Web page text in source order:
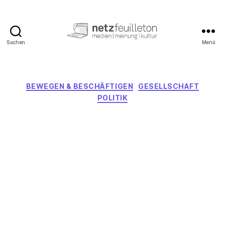
Suchen Menü
Kategorien
BEWEGEN & BESCHÄFTIGEN
GESELLSCHAFT
POLITIK